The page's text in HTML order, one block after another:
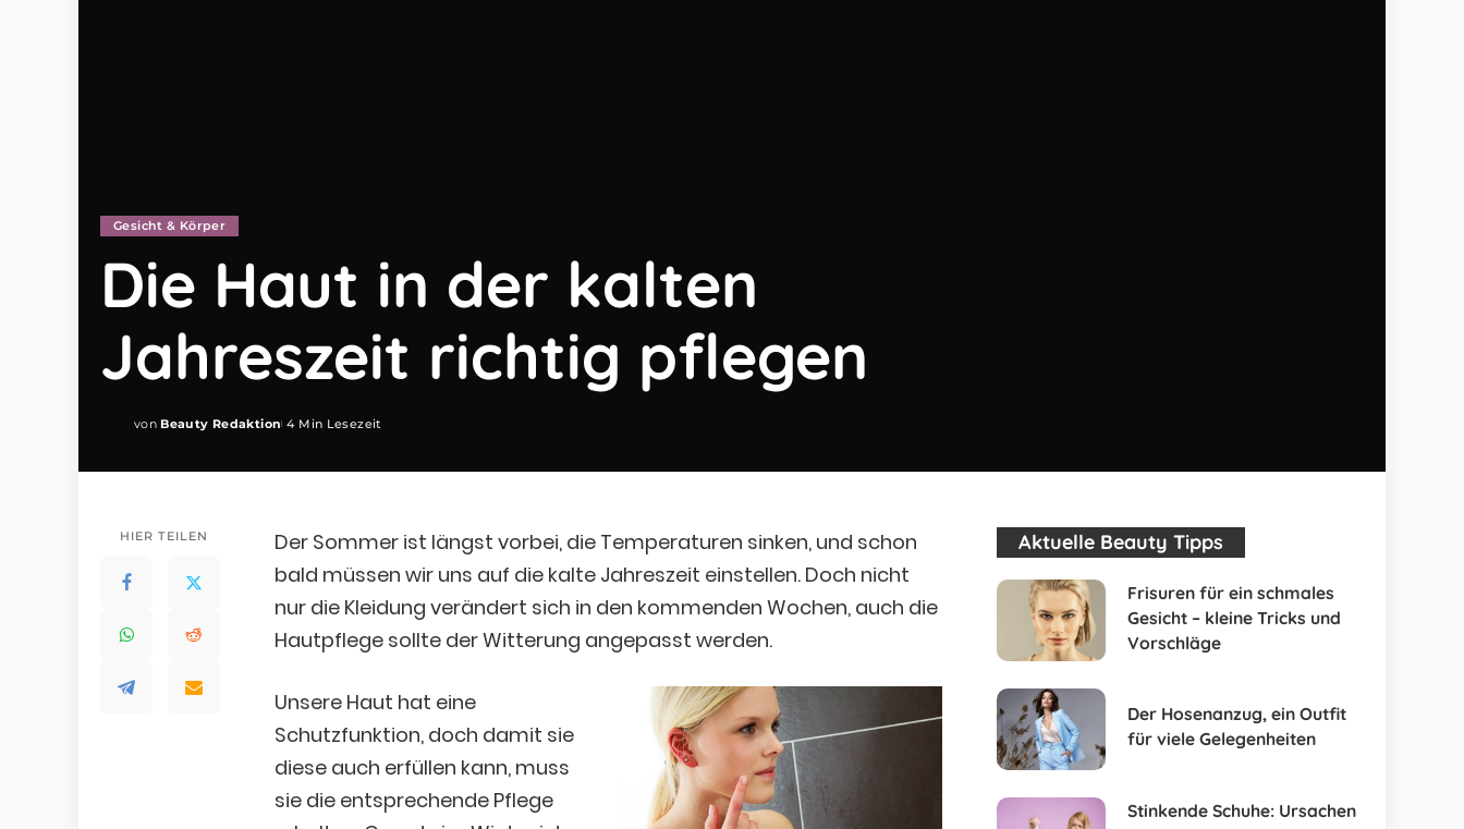
Gesicht & Körper
Die Haut in der kalten
Jahreszeit richtig pflegen
Posted
von Beauty Redaktion 4 Min Lesezeit
HIER TEILEN
Der Sommer ist längst vorbei, die Temperaturen sinken, und schon
bald müssen wir uns auf die kalte Jahreszeit einstellen. Doch nicht
nur die Kleidung verändert sich in den kommenden Wochen, auch die
Hautpflege sollte der Witterung angepasst werden.
Unsere Haut hat eine
Schutzfunktion, doch damit sie
diese auch erfüllen kann, muss
sie die entsprechende Pflege
Aktuelle Beauty Tipps
Frisuren für ein schmales
Gesicht – kleine Tricks und
Vorschläge
Der Hosenanzug, ein Outfit
für viele Gelegenheiten
Stinkende Schuhe: Ursachen